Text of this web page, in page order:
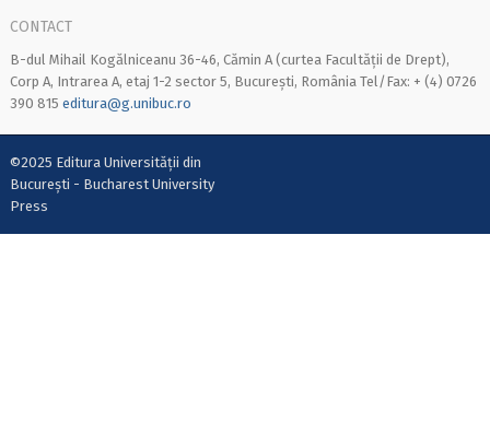
CONTACT
B-dul Mihail Kogălniceanu 36-46, Cămin A (curtea Facultății de Drept),
Corp A, Intrarea A, etaj 1-2 sector 5, București, România Tel/Fax: + (4) 0726
390 815 editura@g.unibuc.ro
©2025 Editura Universității din
București - Bucharest University
Press